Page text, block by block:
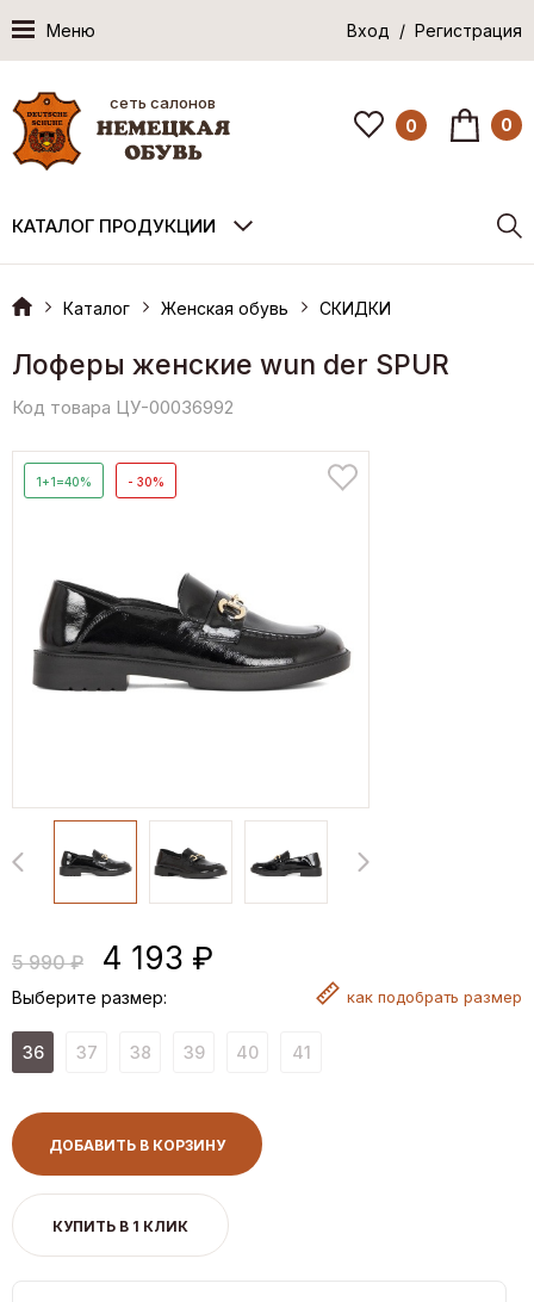
Меню Вход / Регистрация
сеть салонов
0 0
КАТАЛОГ ПРОДУКЦИИ
Каталог Женская обувь СКИДКИ
Лоферы женские wun der SPUR
Код товара ЦУ-00036992
1+1=40% - 30%
5 990 ₽ 4 193 ₽
Выберите размер: как подобрать размер
36 37 38 39 40 41
ДОБАВИТЬ В КОРЗИНУ
КУПИТЬ В 1 КЛИК